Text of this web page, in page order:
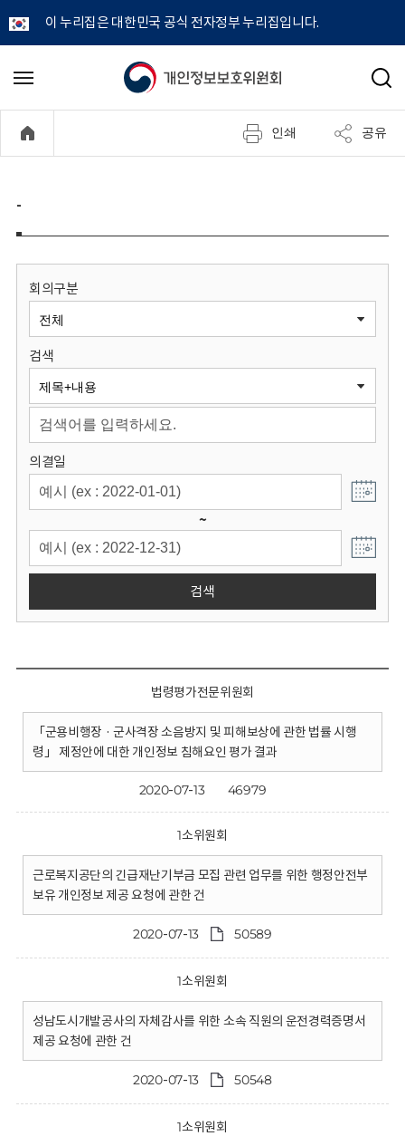
이 누리집은 대한민국 공식 전자정부 누리집입니다.
개
정
보
원
회
메
기
검
인쇄 공유
-
회의구분
검색
의결일
~
검색
법령평가전문위원회
「군용비행장 · 군사격장 소음방지 및 피해보상에 관한 법률 시행
령」 제정안에 대한 개인정보 침해요인 평가 결과
2020-07-13 46979
1소위원회
근로복지공단의 긴급재난기부금 모집 관련 업무를 위한 행정안전부
보유 개인정보 제공 요청에 관한 건
2020-07-13 50589
1소위원회
성남도시개발공사의 자체감사를 위한 소속 직원의 운전경력증명서
제공 요청에 관한 건
2020-07-13 50548
1소위원회